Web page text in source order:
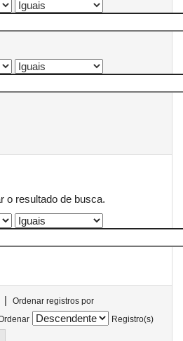
o resultado de busca.
|
Ordenar registros por
Registro(s)